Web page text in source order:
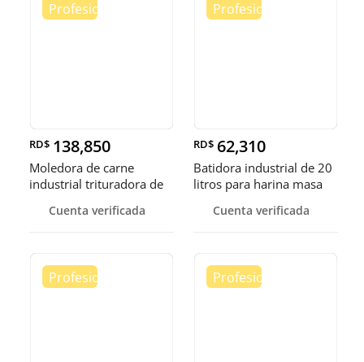
RD$ 138,850
Moledora de carne
industrial trituradora de
Cuenta verificada
RD$ 62,310
Batidora industrial de 20
litros para harina masa
Cuenta verificada